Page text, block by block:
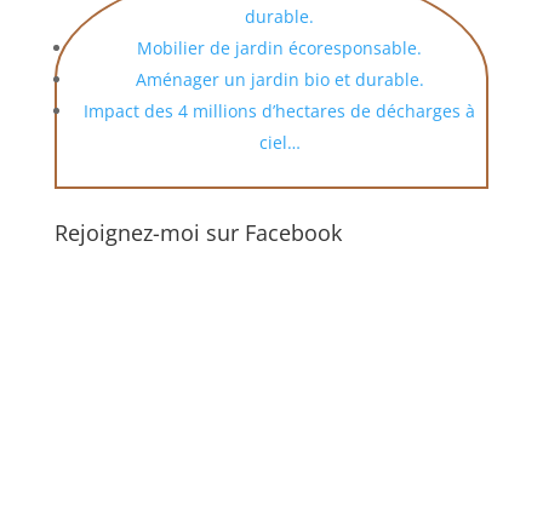
durable.
Mobilier de jardin écoresponsable.
Aménager un jardin bio et durable.
Impact des 4 millions d’hectares de décharges à
ciel…
Rejoignez-moi sur Facebook